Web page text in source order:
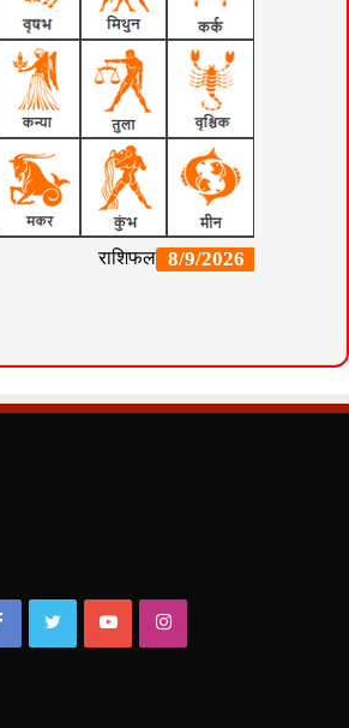
FacebookTwitterYouTubeInstagram